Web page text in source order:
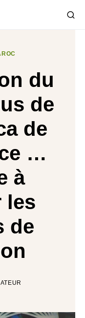
du
de
de
…
à
les
de